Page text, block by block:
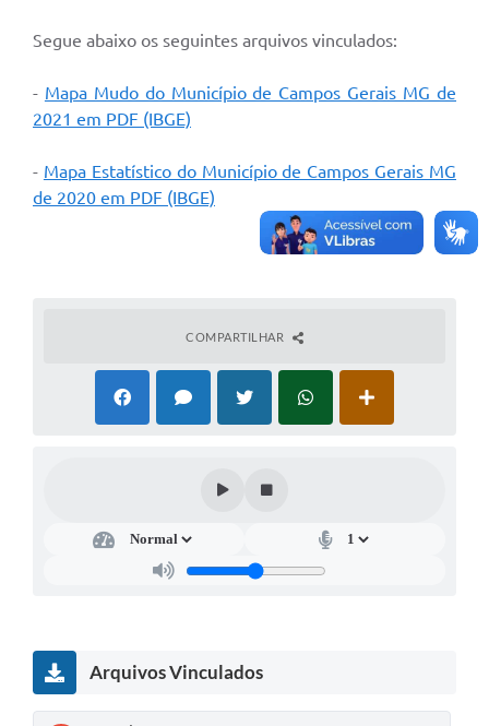
Segue abaixo os seguintes arquivos vinculados:
- Mapa Mudo do Município de Campos Gerais MG de
2021 em PDF (IBGE)
- Mapa Estatístico do Município de Campos Gerais MG
de 2020 em PDF (IBGE)
COMPARTILHAR
Arquivos Vinculados